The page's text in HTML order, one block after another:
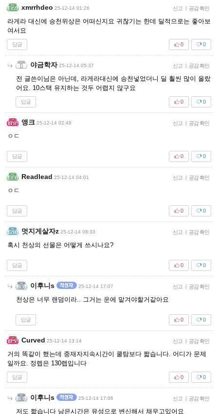
xmrrhdeo 25-12-14 01:26 신고 | 공감 확인
라게라 대신에 승천위상은 어떠신지요 귀찮기는 한데 딜적으로는 좋아보
여서요
답글 0
0
야금학자 25-12-14 05:37 신고 | 공감 확인
전 글쓴이님은 아닌데, 라게라대신에 승천넣었더니 딜 훨씬 많이 올랐
어요. 10스택 유지하는 것두 어렵지 않구요
답글 0
0
앵크 25-12-14 02:48 신고 | 공감 확인
ㅇㄷ
답글 0
0
Readlead 25-12-14 04:01 신고 | 공감 확인
ㅇㄷ
답글 0
0
멋지게살자z 25-12-14 08:33 신고 | 공감 확인
혹시 천상의 선물은 어떻게 쓰시나요?
답글 0
0
이후니s 25-12-14 17:07 신고 | 공감 확인
천상은 너무 랜덤이라.. 그거는 운에 맡겨야할거같아요
답글 0
0
Curved 25-12-14 13:14 신고 | 공감 확인
거의 똑같이 했는데 중재자지속시간이 쿨탐보다 짧습니다. 어디가 문제
일까요. 정렙은 130렙입니다
답글 0
0
이후니s 25-12-14 17:06 신고 | 공감 확인
저도 짧습니다 남은시간은 유성으로 변신해서 채우고있어요